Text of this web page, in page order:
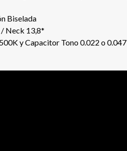
Biselada
Neck 13,8*
y Capacitor Tono 0.022 o 0.047